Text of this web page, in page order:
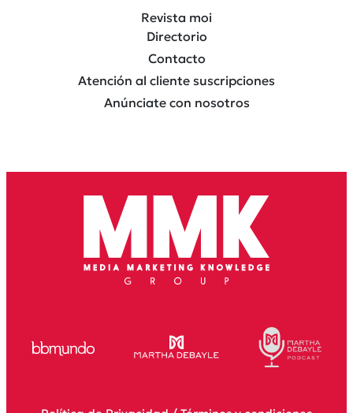
Revista moi
Directorio
Contacto
Atención al cliente suscripciones
Anúnciate con nosotros